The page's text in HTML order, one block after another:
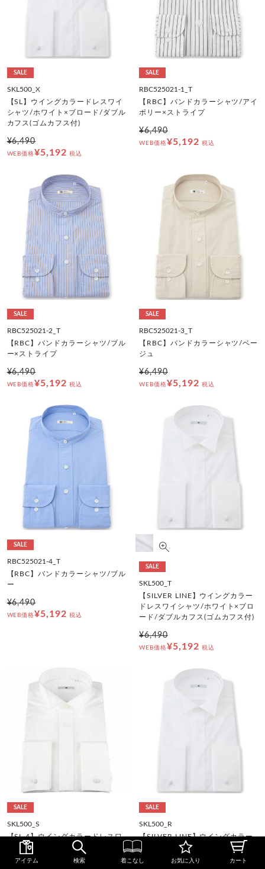
SALE
SKL500_X
【SL】ウイングカラードレスワイ
シャツ/ホワイト×ブロード/ダブル
カフス(ゴムカフス付)
¥6,490
WEB価格¥5,192 税込
SALE
RBC525021-1_T
【RBC】バンドカラーシャツ/アイ
ボリー×ストライプ
¥6,490
WEB価格¥5,192 税込
SALE
RBC525021-2_T
【RBC】バンドカラーシャツ/ブル
ー×ストライプ
¥6,490
WEB価格¥5,192 税込
SALE
RBC525021-3_T
【RBC】バンドカラーシャツ/ベー
ジュ
¥6,490
WEB価格¥5,192 税込
SALE
RBC525021-4_T
【RBC】バンドカラーシャツ/ブル
ー
¥6,490
WEB価格¥5,192 税込
SALE
SKL500_T
【SILVER LINE】ウイングカラー
ドレスワイシャツ/ホワイト×ブロ
ード/ダブルカフス(ゴムカフス付)
¥6,490
WEB価格¥5,192 税込
SALE
SKL500_S
【SL-4】ウイングカラードレスワ
イシャツ/ホワイト×ブロード/ダブ
ルカフス(ゴムカフス付)
SALE
SKL500_R
【SILVER LINE】ウイングカラー
ワイシャツ/ホワイト×ブロード/ダ
ブルカフス(ゴムカフス付)
アイテム 検索 着こなし お気に入り カート